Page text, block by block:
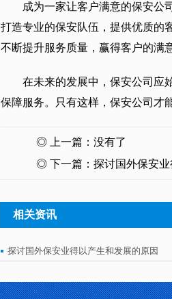
成为一家让客户满意的保安公
打造专业的保安队伍，提供优质的
不断提升服务质量，赢得客户的满
在未来的发展中，保安公司应
保障服务。只有这样，保安公司才
◎ 上一篇：没有了
◎ 下一篇： 探讨国外保安
相关资讯
探讨国外保安业得以产生和发展的原因